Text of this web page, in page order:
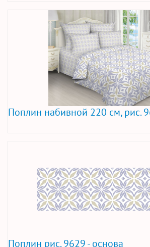
Поплин набивной 220 см, рис.
Поплин рис. 9629 - основа